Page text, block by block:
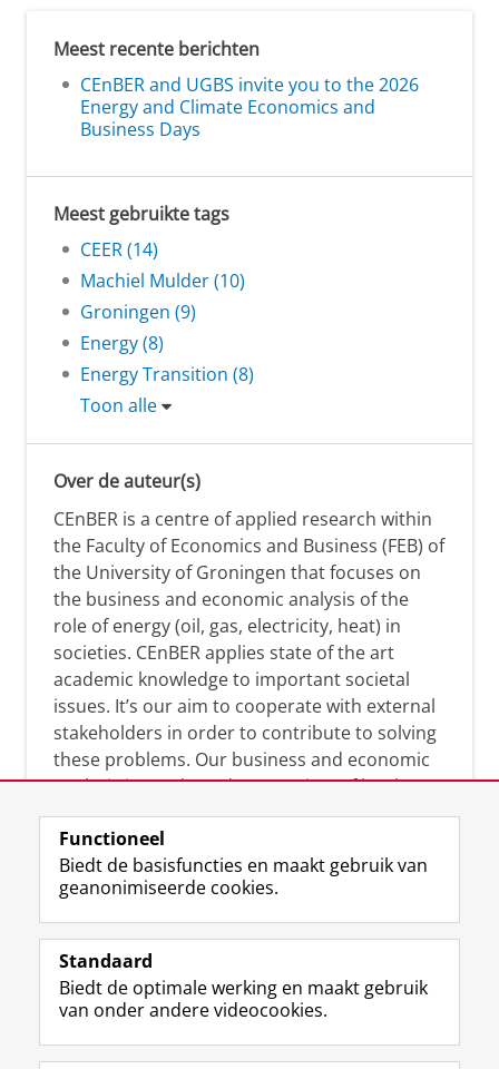
Meest recente berichten
CEnBER and UGBS invite you to the 2026
Energy and Climate Economics and
Business Days
Meest gebruikte tags
CEER (14)
Machiel Mulder (10)
Groningen (9)
Energy (8)
Energy Transition (8)
Toon alle
Over de auteur(s)
CEnBER is a centre of applied research within
the Faculty of Economics and Business (FEB) of
the University of Groningen that focuses on
the business and economic analysis of the
role of energy (oil, gas, electricity, heat) in
societies. CEnBER applies state of the art
academic knowledge to important societal
issues. It’s our aim to cooperate with external
stakeholders in order to contribute to solving
these problems. Our business and economic
analysis is conducted on a variety of levels:
micro, meso, and macro.
Over deze blog
On this blog, CEnBER shares research insights
and news about the experts affliated with the
Centre of Expertise.
Functioneel
Biedt de basisfuncties en maakt gebruik van
geanonimiseerde cookies.
Standaard
Biedt de optimale werking en maakt gebruik
van onder andere videocookies.